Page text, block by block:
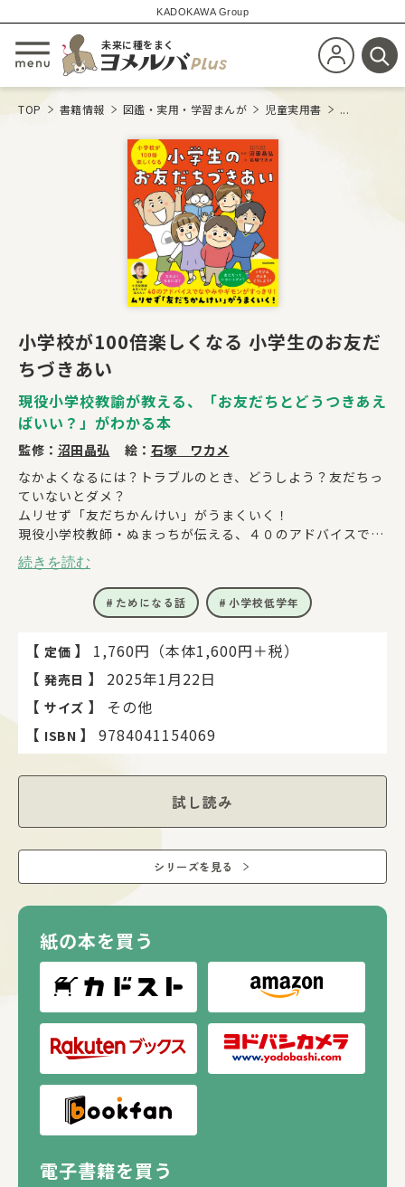
KADOKAWA Group
メニューを開閉する
未来に種をまく
新規会員登
検
TOP 書籍情報 図鑑・実用・学習まんが 児童実用書 ...
小学校が100倍楽しくなる 小学生のお友だ
ちづきあい
現役小学校教諭が教える、「お友だちとどうつきあえ
ばいい？」がわかる本
監修： 沼田晶弘 絵： 石塚 ワカメ
なかよくなるには？トラブルのとき、どうしよう？友だちっ
ていないとダメ？
ムリせず「友だちかんけい」がうまくいく！
現役小学校教師・ぬまっちが伝える、４０のアドバイスでな
やみやギモンがすっきり！
小学生から身につけておきたい、友だちづきあいに大切なこ
「子どもが いじめられている？ と思ったときは」など、保
続きを読む
ためになる話 小学校低学年
【 定価 】
1,760円（本体1,600円＋税）
【 発売日 】
2025年1月22日
【 サイズ 】
その他
【 ISBN 】 9784041154069
試し読み
シリーズを見る
紙の本を買う
電子書籍を買う